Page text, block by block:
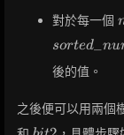
對於每一個
sorted_nu
後的值。
之後便可以用兩個
bit2